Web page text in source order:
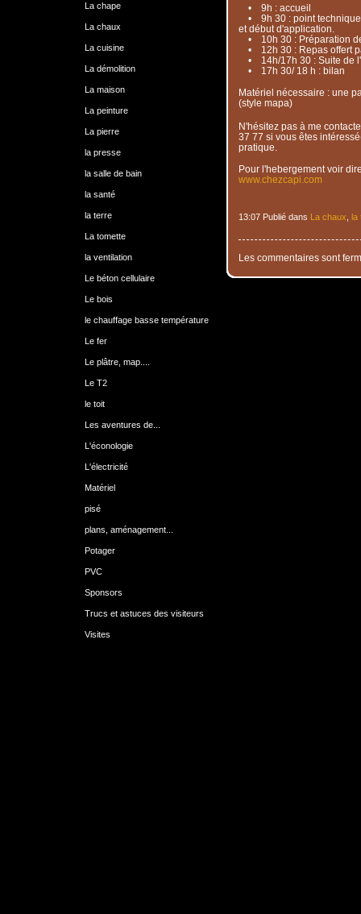
La chape
La chaux
La cuisine
La démolition
La maison
La peinture
La pierre
la presse
la salle de bain
la santé
la terre
La tomette
la ventilation
Le béton cellulaire
Le bois
le chauffage basse température
Le fer
Le plâtre, map....
Le T2
le toit
Les aventures de...
L'éconologie
L'électricité
Matériel
pisé
plans, aménagement...
Potager
PVC
Sponsors
Trucs et astuces des visiteurs
Visites
• 9h : accueil
• 9h 30 : point technique
et début d'application.
• 10h 30 : Préparation
• 12h 30 : Repas offert
• 14h/17h 30 : Suite de
• 17h 30/ 18 h : bilan
Matériel nécessaire : une
(style mapa)
N'hésitez pas à me
37 77 si vous êtes
pratique.
Pour l'hebergement voir
www.chezcapi.com
13:07 Publié dans La chaux la
Les commentaires sont